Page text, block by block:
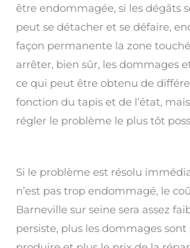
être endommagée, si les dégâts
peut se détacher et se défaire,
façon permanente la zone
arrêter, bien sûr, les dommages
ce qui peut être obtenu de
fonction du tapis et de l’état,
régler le problème le plus tôt
Si le problème est résolu
n’est pas trop endommagé, le
Barneville sur seine sera assez
persiste, plus les dommages sont